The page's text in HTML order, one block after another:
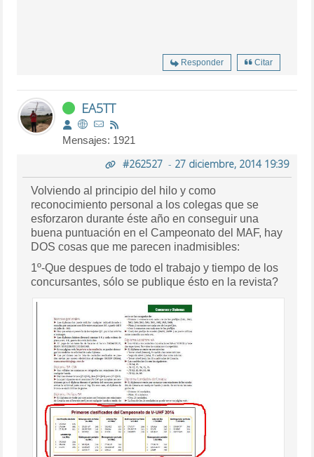
Responder Citar
EA5TT
Mensajes: 1921
#262527- 27 diciembre, 2014 19:39
Volviendo al principio del hilo y como
reconocimiento personal a los colegas que se
esforzaron durante éste año en conseguir una
buena puntuación en el Campeonato del MAF, hay
DOS cosas que me parecen inadmisibles:
1º-Que despues de todo el trabajo y tiempo de los
concursantes, sólo se publique ésto en la revista?